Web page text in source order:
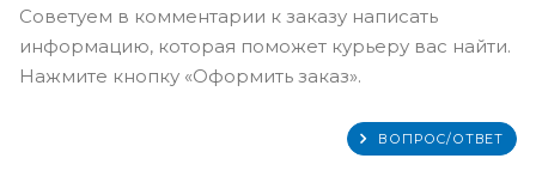
Советуем в комментарии к заказу написать
информацию, которая поможет курьеру вас найти.
Нажмите кнопку «Оформить заказ».
ВОПРОС/ОТВЕТ